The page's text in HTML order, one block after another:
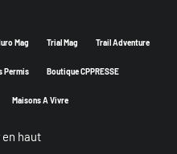
Mag Trial Mag Trail Adventure
Permis Boutique CPPRESSE
Maisons A Vivre
en haut